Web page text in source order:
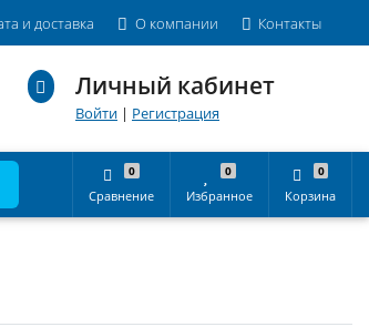
и доставка О компании Контакты
Личный кабинет
Войти | Регистрация
0
Сравнение
0
Избранное
0
Корзина